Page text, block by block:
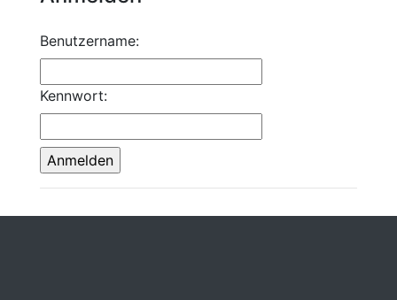
Benutzername:
Kennwort: